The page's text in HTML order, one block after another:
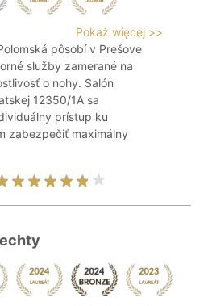
Pokaż więcej >>
pôsobí v Prešove
služby zamerané na
o nohy. Salón
12350/1A sa
prístup ku
zabezpečiť maximálny